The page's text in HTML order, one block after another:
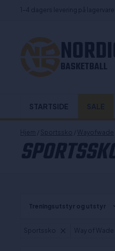
1-4 dagers levering på
BASKETBALL
STARTSIDE
Hjem / Sportssko / Wayofwade
Treningsutstyr og utstyr
Sportssko Way of Wade